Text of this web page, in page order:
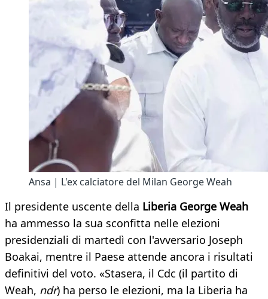
Ansa | L'ex calciatore del Milan George Weah
Il presidente uscente della Liberia George Weah
ha ammesso la sua sconfitta nelle elezioni
presidenziali di martedì con l'avversario Joseph
Boakai, mentre il Paese attende ancora i risultati
definitivi del voto. «Stasera, il Cdc (il partito di
Weah, ndr) ha perso le elezioni, ma la Liberia ha